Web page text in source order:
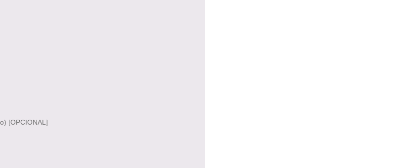
[OPCIONAL]